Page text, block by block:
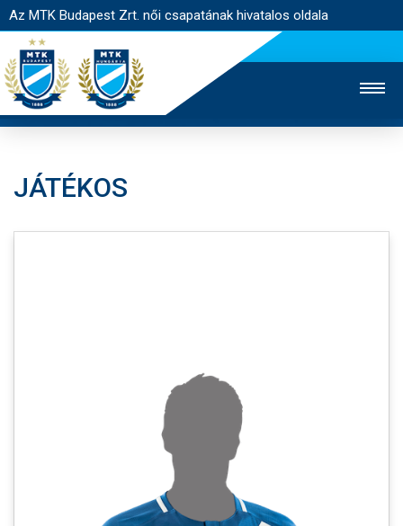
Az MTK Budapest Zrt. női csapatának hivatalos oldala
MÉRKŐZÉSEK
JELENTKEZÉS
JÁTÉKOS